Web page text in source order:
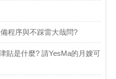
程序與不踩雷大哉問?
貼是什麼? 請YesMa的月嫂可